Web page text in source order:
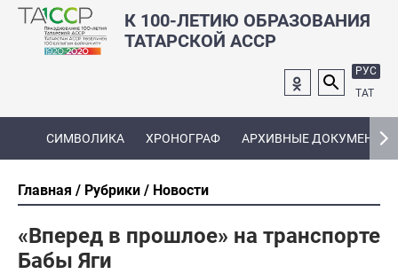
К 100-ЛЕТИЮ ОБРАЗОВАНИЯ
ТАТАРСКОЙ АССР
РУС
ТАТ
СИМВОЛИКА ХРОНОГРАФ АРХИВНЫЕ ДОКУМЕНТЫ
Главная Рубрики Новости
«Вперед в прошлое» на транспорте
Бабы Яги